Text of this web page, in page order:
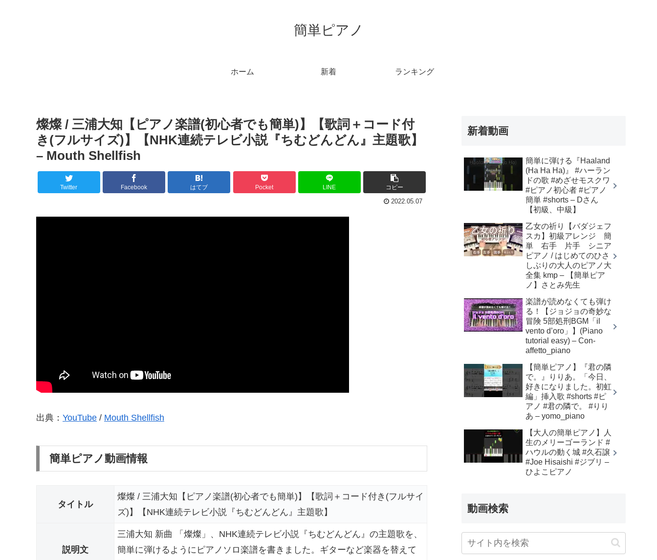
簡単ピアノ
ホーム 新着 ランキング
燦燦 / 三浦大知【ピアノ楽譜(初心者でも簡単)】【歌詞＋コード付
き(フルサイズ)】【NHK連続テレビ小説『ちむどんどん』主題歌】
– Mouth Shellfish
Twitter Facebook はてブ Pocket LINE コピー
2022.05.07
出典： YouTube / Mouth Shellfish
簡単ピアノ動画情報
タイトル
燦燦 / 三浦大知【ピアノ楽譜(初心者でも簡単)】【歌詞＋コード付き(フルサイ
ズ)】【NHK連続テレビ小説『ちむどんどん』主題歌】
説明文
三浦大知 新曲 「燦燦」、NHK連続テレビ小説『ちむどんどん』の主題歌を、
簡単に弾けるようにピアノソロ楽譜を書きました。ギターなど楽器を替えて
新着動画
簡単に弾ける『Haaland
(Ha Ha Ha)』 #ハーラン
ドの歌 #めざせモスクワ
#ピアノ初心者 #ピアノ
簡単 #shorts – Dさん
【初級、中級】
乙女の祈り【バダジェフ
スカ】初級アレンジ 簡
単 右手 片手 シニア
ピアノ / はじめてのひさ
しぶりの大人のピアノ大
全集 kmp – 【簡単ピア
ノ】さとみ先生
楽譜が読めなくても弾け
る！【ジョジョの奇妙な
冒険 5部処刑BGM「il
vento d’oro」】(Piano
tutorial easy) – Con-
affetto_piano
【簡単ピアノ】『君の隣
で。』りりあ。「今日、
好きになりました。初虹
編」挿入歌 #shorts #ピ
アノ #君の隣で。 #りり
あ – yomo_piano
【大人の簡単ピアノ】人
生のメリーゴーランド #
ハウルの動く城 #久石譲
#Joe Hisaishi #ジブリ –
ひよこピアノ
動画検索